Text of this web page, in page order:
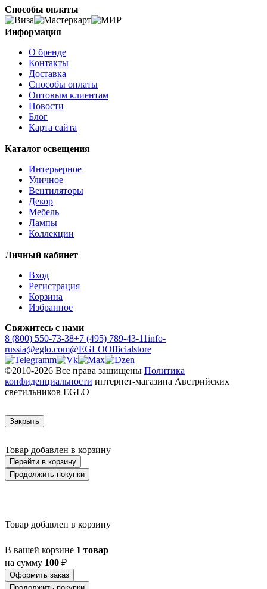
Способы оплаты
Информация
О бренде
Контакты
Доставка
Способы оплаты
Оптовым клиентам
Новости
Блог
Карта сайта
Каталог освещения
Интерьерное
Уличное
Вентиляторы
Декор
Мебель
Лампы
Коллекции
Личный кабинет
Вход
Регистрация
Корзина
Избранное
Свяжитесь с нами
8 (800) 550-73-38+7 (495) 789-43-11info-
russia@eglo.com@EGLOOfficialstore
©2010-2026 Все права защищены Политика
конфиденциальности интернет-магазина Австрийских
светильников EGLO
Закрыть
Товар добавлен в корзину
Перейти в корзину
Продолжить покупки
Товар добавлен в корзину
В вашей корзине 1 товар
на сумму 100 ₽
Оформить заказ